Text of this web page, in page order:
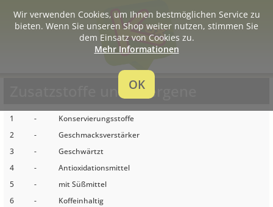
Zusatzstoffe und Allergene
1 -
Konservierungsstoffe
2
-
Geschmacksverstärker
3
-
Geschwärtzt
4
-
Antioxidationsmittel
5
-
mit Süßmittel
6
-
Koffeinhaltig
Wir verwenden Cookies, um Ihnen bestmöglichen Service zu
bieten. Wenn Sie unseren Shop weiter nutzen, stimmen Sie
dem Einsatz von Cookies zu.
Mehr Informationen
OK